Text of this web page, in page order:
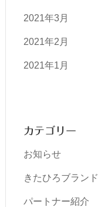
2021年3月
2021年2月
2021年1月
カテゴリー
お知らせ
きたひろブランド
パートナー紹介